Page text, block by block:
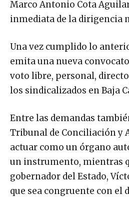
Marco Antonio Cota
inmediata de la dirigencia
Una vez cumplido lo
emita una nueva
voto libre, personal,
los sindicalizados en Baja
Entre las demandas
Tribunal de Conciliación y
actuar como un órgano
un instrumento, mientras
gobernador del Estado,
que sea congruente con el